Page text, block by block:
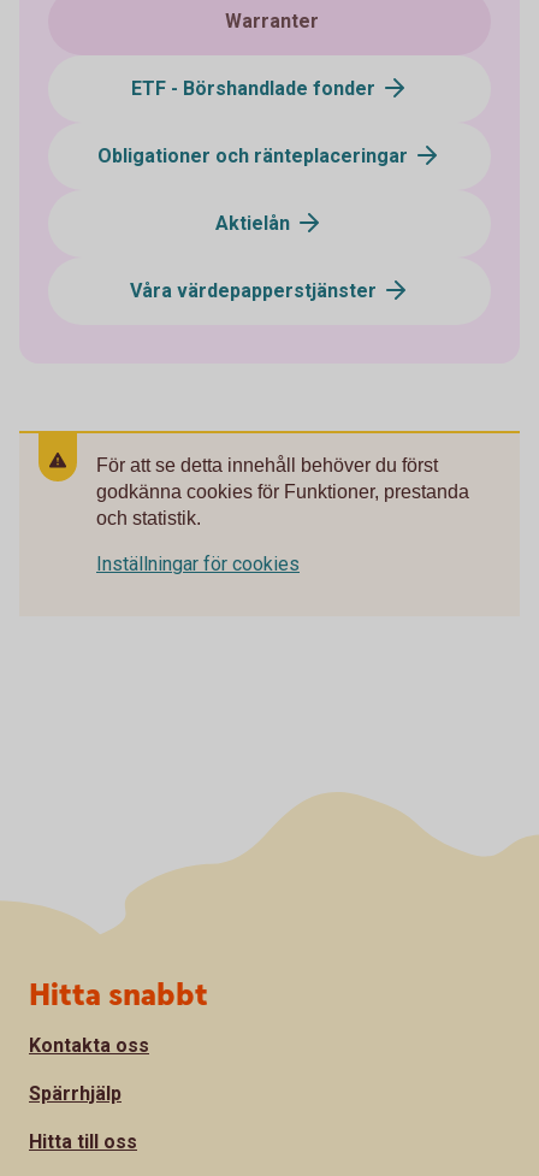
Warranter
ETF - Börshandlade fonder
Obligationer och ränteplaceringar
Aktielån
Våra värdepapperstjänster
För att se detta innehåll behöver du först
godkänna cookies för Funktioner, prestanda
och statistik.
Inställningar för cookies
Sidfot
Hitta snabbt
Kontakta oss
Spärrhjälp
Hitta till oss